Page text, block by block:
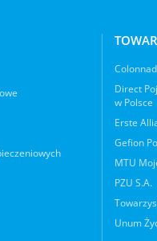
Direct
w Polsce
Erste
Gefion
MTU
PZU S.A.
Unum